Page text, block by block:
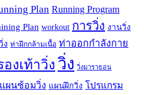
Plan Running Program
Plan workout การวิ่ง งานวิ่ง
ง ท่าฝึกกล้ามเนื้อ ท่าออกกำลังกาย
องเท้าวิ่ง วิ่ง วิ่งมาราธอน
แผนซ้อมวิ่ง แผนฝึกวิ่ง โปรแกรม